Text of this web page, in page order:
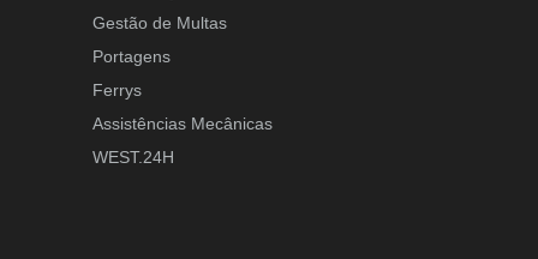
Gestão de Multas
Portagens
Ferrys
Assistências Mecânicas
WEST.24H